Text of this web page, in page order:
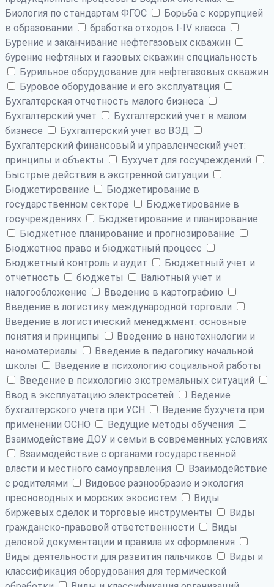
Биология по стандартам ФГОС
Борьба с коррупцией
в образовании
бработка отходов I-IV класса
Бурение и заканчивание нефтегазовых скважин
бурение нефтяных и газовых скважин специальность
Бурильное оборудование для нефтегазовых скважин
Буровое оборудование и его эксплуатация
Бухгалтерская отчетность малого бизнеса
Бухгалтерский учет
Бухгалтерский учет в малом
бизнесе
Бухгалтерский учет во ВЭД
Бухгалтерский финансовый и управленческий учет:
принципы и объекты
Бухучет для госучреждений
Быстрые действия в экстренной ситуации
Бюджетирование
Бюджетирование в
государственном секторе
Бюджетирование в
госучреждениях
Бюджетирование и планирование
Бюджетное планирование и прогнозирование
Бюджетное право и бюджетный процесс
Бюджетный контроль и аудит
Бюджетный учет и
отчетность
бюджеты
Валютный учет и
налогообложение
Введение в картографию
Введение в логистику международной торговли
Введение в логистический менеджмент: основные
понятия и принципы
Введение в нанотехнологии и
наноматериалы
Введение в педагогику начальной
школы
Введение в психологию социальной работы
Введение в психологию экстремальных ситуаций
Ввод в эксплуатацию электросетей
Ведение
бухгалтерского учета при УСН
Ведение бухучета при
применении ОСНО
Ведущие методы обучения
Взаимодействие ДОУ и семьи в современных условиях
Взаимодействие с органами государственной
власти и местного самоуправления
Взаимодействие
с родителями
Видовое разнообразие и экология
пресноводных и морских экосистем
Виды
биржевых сделок и торговые инструменты
Виды
гражданско-правовой ответственности
Виды
деловой документации и правила их оформления
Виды деятельности для развития пальчиков
Виды и
классификация оборудования для термической